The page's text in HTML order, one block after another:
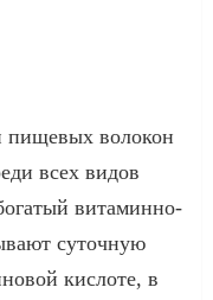
пищевых волокон
всех видов
витаминно-
суточную
кислоте, в